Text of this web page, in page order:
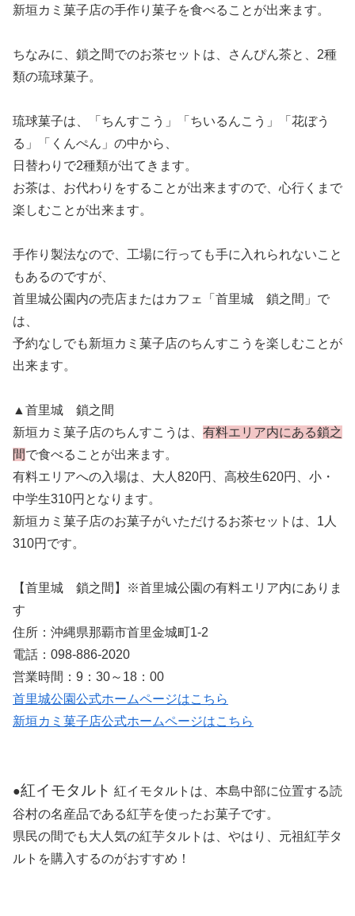
新垣カミ菓子店の手作り菓子を食べることが出来ます。
ちなみに、鎖之間でのお茶セットは、さんぴん茶と、2種
類の琉球菓子。
琉球菓子は、「ちんすこう」「ちいるんこう」「花ぼう
る」「くんぺん」の中から、
日替わりで2種類が出てきます。
お茶は、お代わりをすることが出来ますので、心行くまで
楽しむことが出来ます。
手作り製法なので、工場に行っても手に入れられないこと
もあるのですが、
首里城公園内の売店またはカフェ「首里城 鎖之間」で
は、
予約なしでも新垣カミ菓子店のちんすこうを楽しむことが
出来ます。
▲首里城 鎖之間
新垣カミ菓子店のちんすこうは、 有料エリア内にある鎖之
間で食べることが出来ます。
有料エリアへの入場は、大人820円、高校生620円、小・
中学生310円となります。
新垣カミ菓子店のお菓子がいただけるお茶セットは、1人
310円です。
【首里城 鎖之間】※首里城公園の有料エリア内にありま
す
住所：沖縄県那覇市首里金城町1-2
電話：098-886-2020
営業時間：9：30～18：00
首里城公園公式ホームページはこちら
新垣カミ菓子店公式ホームページはこちら
●紅イモタルト 紅イモタルトは、本島中部に位置する読
谷村の名産品である紅芋を使ったお菓子です。
県民の間でも大人気の紅芋タルトは、やはり、元祖紅芋タ
ルトを購入するのがおすすめ！